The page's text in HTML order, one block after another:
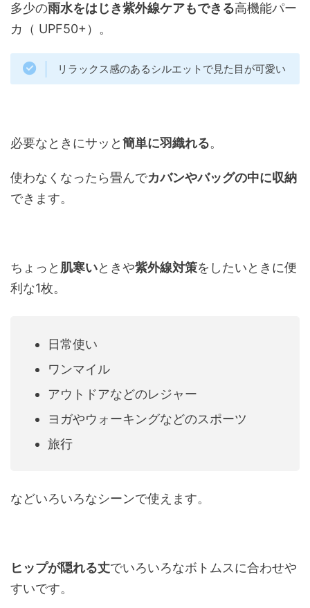
多少の雨水をはじき紫外線ケアもできる高機能パー
カ（ UPF50+）。
リラックス感のあるシルエットで見た目が可愛い
必要なときにサッと簡単に羽織れる。
使わなくなったら畳んでカバンやバッグの中に収納
できます。
ちょっと 肌寒いときや紫外線対策をしたいときに便
利な1枚。
日常使い
ワンマイル
アウトドアなどのレジャー
ヨガやウォーキングなどのスポーツ
旅行
などいろいろなシーンで使えます。
ヒップが隠れる丈でいろいろなボトムスに合わせや
すいです。